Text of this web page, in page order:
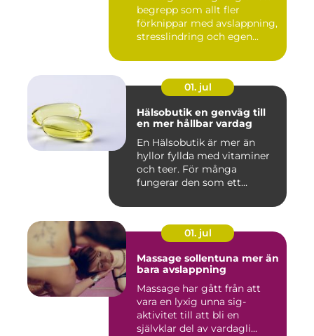
begrepp som allt fler
förknippar med avslappning,
stresslindring och egen...
01. jul
Hälsobutik en genväg till
en mer hållbar vardag
En Hälsobutik är mer än
hyllor fyllda med vitaminer
och teer. För många
fungerar den som ett
01. jul
Massage sollentuna mer än
bara avslappning
Massage har gått från att
vara en lyxig unna sig-
aktivitet till att bli en
självklar del av vardagli...